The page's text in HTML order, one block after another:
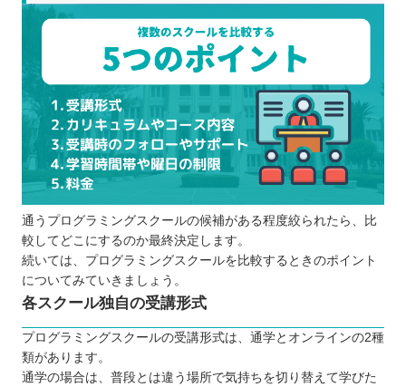
通うプログラミングスクールの候補がある程度絞られたら、比
較してどこにするのか最終決定します。
続いては、プログラミングスクールを比較するときのポイント
についてみていきましょう。
各スクール独自の受講形式
プログラミングスクールの受講形式は、通学とオンラインの2種
類があります。
通学の場合は、普段とは違う場所で気持ちを切り替えて学びた